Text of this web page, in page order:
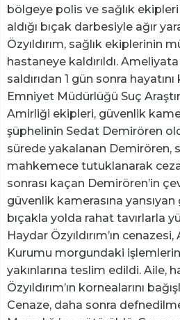
bölgeye polis ve sağlık
aldığı bıçak darbesiyle ağır
Özyıldırım, sağlık ekiplerinin
hastaneye kaldırıldı. Ameliyata
saldırıdan 1 gün sonra
Emniyet Müdürlüğü Suç
Amirliği ekipleri, güvenlik
şüphelinin Sedat Demirören
sürede yakalanan Demirören,
mahkemece tutuklanarak
sonrası kaçan Demirören’in
güvenlik kamerasına
bıçakla yolda rahat tavırlarla
Haydar Özyıldırım’ın
Kurumu morgundaki
yakınlarına teslim edildi. Aile,
Özyıldırım’ın kornealarını
Cenaze, daha sonra